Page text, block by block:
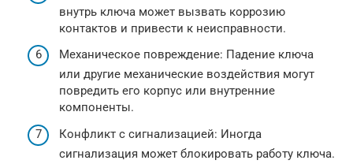
внутрь ключа может вызвать коррозию
контактов и привести к неисправности.
Механическое повреждение: Падение ключа
или другие механические воздействия могут
повредить его корпус или внутренние
компоненты.
Конфликт с сигнализацией: Иногда
сигнализация может блокировать работу ключа.